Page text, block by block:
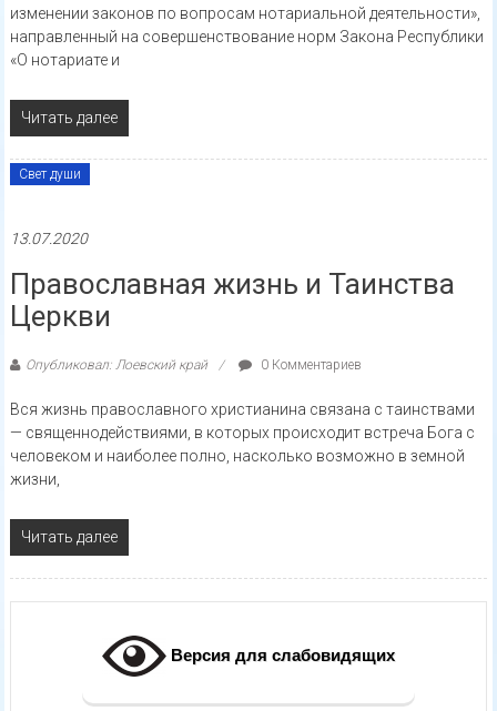
изменении законов по вопросам нотариальной деятельности»,
направленный на совершенствование норм Закона Республики
«О нотариате и
Читать далее
Свет души
13.07.2020
Православная жизнь и Таинства
Церкви
Опубликовал: Лоевский край 0 Комментариев
Вся жизнь православного христианина связана с таинствами
— священнодействиями, в которых происходит встреча Бога с
человеком и наиболее полно, насколько возможно в земной
жизни,
Читать далее
Версия для слабовидящих